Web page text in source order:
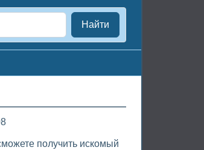
Найти
получить искомый